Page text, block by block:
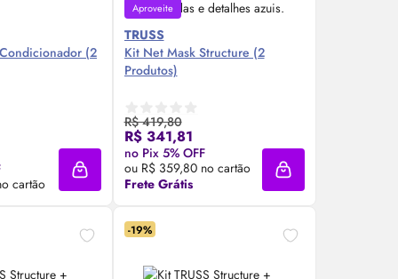
(2
cartão
Agora ❯
Adicionar à sacola
Aproveite
TRUSS
Kit Net Mask Structure (2
Produtos)
R$ 419,80
R$ 341,81
no Pix 5% OFF
ou R$ 359,80 no cartão
Frete Grátis
Compre Agora ❯
Adicionar à sacola
-19%